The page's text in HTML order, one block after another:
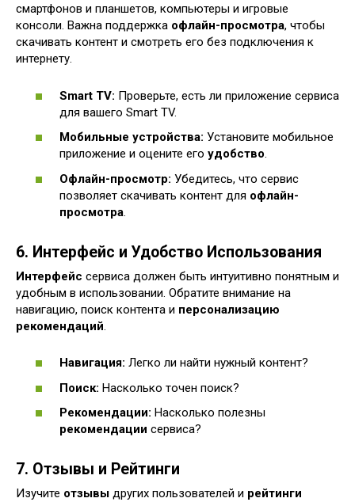
смартфонов и планшетов, компьютеры и игровые
консоли. Важна поддержка офлайн-просмотра, чтобы
скачивать контент и смотреть его без подключения к
интернету.
Smart TV: Проверьте, есть ли приложение сервиса
для вашего Smart TV.
Мобильные устройства: Установите мобильное
приложение и оцените его удобство.
Офлайн-просмотр: Убедитесь, что сервис
позволяет скачивать контент для офлайн-
просмотра
6. Интерфейс и Удобство Использования
Интерфейс сервиса должен быть интуитивно понятным и
удобным в использовании. Обратите внимание на
навигацию, поиск контента и персонализацию
рекомендаций
Навигация: Легко ли найти нужный контент?
Поиск: Насколько точен поиск?
Рекомендации: Насколько полезны
рекомендации сервиса?
7. Отзывы и Рейтинги
Изучите отзывы других пользователей и рейтинги